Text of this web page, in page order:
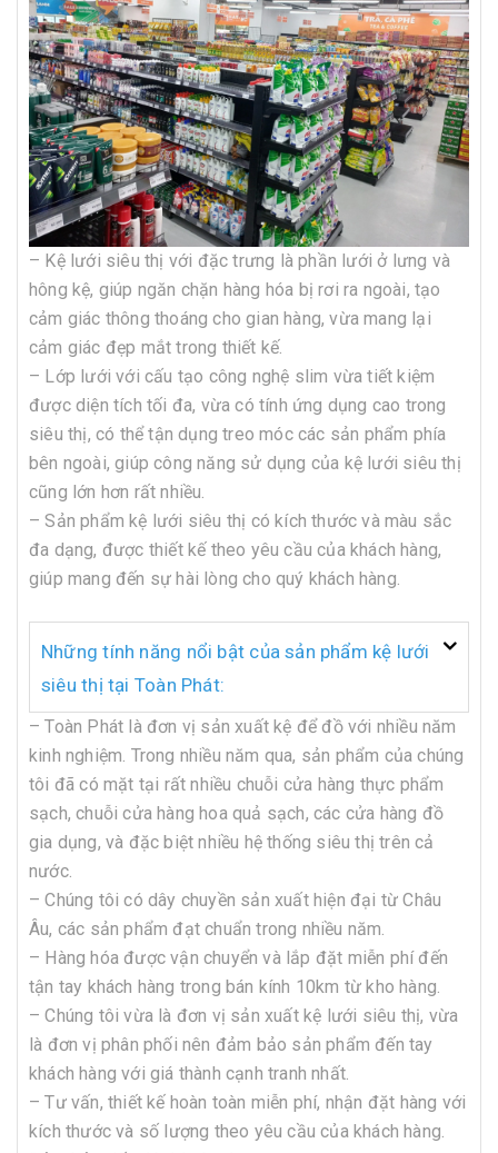
– Kệ lưới siêu thị với đặc trưng là phần lưới ở lưng và
hông kệ, giúp ngăn chặn hàng hóa bị rơi ra ngoài, tạo
cảm giác thông thoáng cho gian hàng, vừa mang lại
cảm giác đẹp mắt trong thiết kế.
– Lớp lưới với cấu tạo công nghệ slim vừa tiết kiệm
được diện tích tối đa, vừa có tính ứng dụng cao trong
siêu thị, có thể tận dụng treo móc các sản phẩm phía
bên ngoài, giúp công năng sử dụng của kệ lưới siêu thị
cũng lớn hơn rất nhiều.
– Sản phẩm kệ lưới siêu thị có kích thước và màu sắc
đa dạng, được thiết kế theo yêu cầu của khách hàng,
giúp mang đến sự hài lòng cho quý khách hàng.
Những tính năng nổi bật của sản phẩm kệ lưới
siêu thị tại Toàn Phát:
– Toàn Phát là đơn vị sản xuất kệ để đồ với nhiều năm
kinh nghiệm. Trong nhiều năm qua, sản phẩm của chúng
tôi đã có mặt tại rất nhiều chuỗi cửa hàng thực phẩm
sạch, chuỗi cửa hàng hoa quả sạch, các cửa hàng đồ
gia dụng, và đặc biệt nhiều hệ thống siêu thị trên cả
nước.
– Chúng tôi có dây chuyền sản xuất hiện đại từ Châu
Âu, các sản phẩm đạt chuẩn trong nhiều năm.
– Hàng hóa được vận chuyển và lắp đặt miễn phí đến
tận tay khách hàng trong bán kính 10km từ kho hàng.
– Chúng tôi vừa là đơn vị sản xuất kệ lưới siêu thị, vừa
là đơn vị phân phối nên đảm bảo sản phẩm đến tay
khách hàng với giá thành cạnh tranh nhất.
– Tư vấn, thiết kế hoàn toàn miễn phí, nhận đặt hàng với
kích thước và số lượng theo yêu cầu của khách hàng.